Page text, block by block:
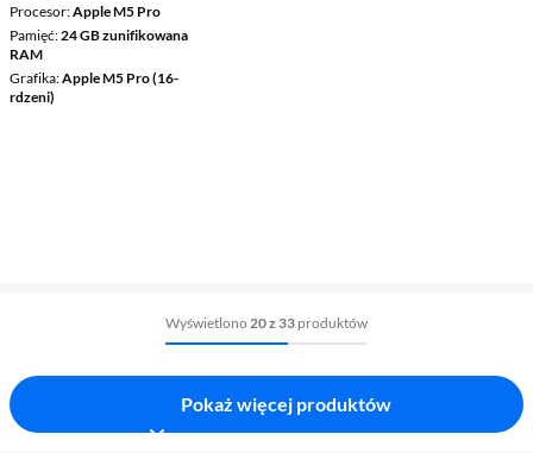
Procesor Apple M5 Pro
Pamięć 24 GB zunifikowana
RAM
Grafika Apple M5 Pro (16-
rdzeni)
Wyświetlono 20 z 33 produktów
Pokaż więcej produktów